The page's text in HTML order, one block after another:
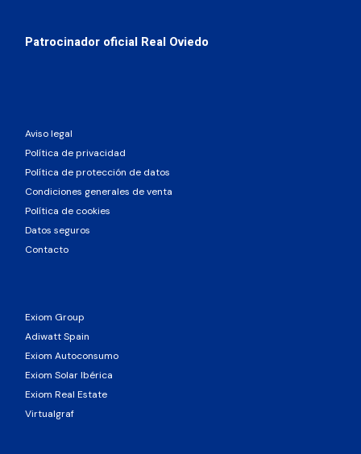
Patrocinador oficial Real Oviedo
Aviso legal
Política de privacidad
Política de protección de datos
Condiciones generales de venta
Política de cookies
Datos seguros
Contacto
Exiom Group
Adiwatt Spain
Exiom Autoconsumo
Exiom Solar Ibérica
Exiom Real Estate
Virtualgraf